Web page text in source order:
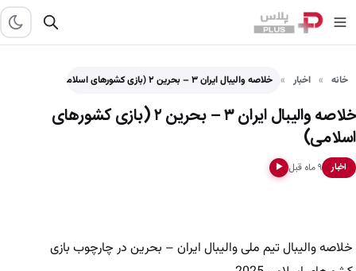
خانه اخبار خلاصه والیبال ایران ۳ – بحرین ۲ (بازی کشورهای اسلامی)
خلاصه والیبال ایران ۳ – بحرین ۲ (بازی کشورهای
اسلامی)
اخبار ۹ ماه قبل ▶
خلاصه والیبال تیم ملی والیبال ایران – بحرین در چارچوب بازی